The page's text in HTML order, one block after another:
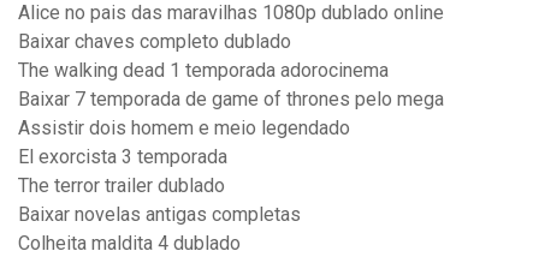
Alice no pais das maravilhas 1080p dublado online
Baixar chaves completo dublado
The walking dead 1 temporada adorocinema
Baixar 7 temporada de game of thrones pelo mega
Assistir dois homem e meio legendado
El exorcista 3 temporada
The terror trailer dublado
Baixar novelas antigas completas
Colheita maldita 4 dublado